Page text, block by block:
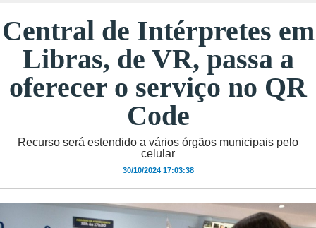
Central de Intérpretes em
Libras, de VR, passa a
oferecer o serviço no QR
Code
Recurso será estendido a vários órgãos municipais pelo
celular
30/10/2024 17:03:38